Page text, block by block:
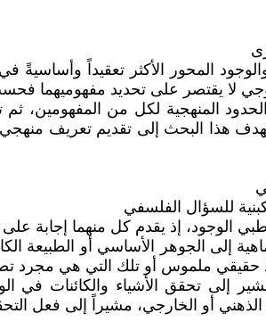
المحور الأكثر تعقيداً
لا يقتصر على تحديد مفهوميهما
المنهجية لكل من المفهومين، ثم
هذا البحث إلى تقديم تعريف
كبنية للسؤال الفلسفي
الوجود، إذ يقدم كل منهما إجابة
إلى الجوهر الأساسي أو
حقيقي ملموس أو تلك التي هي
يشير إلى تحقق الأشياء والكائنات
أو الخارجي، مشيراً إلى فعل